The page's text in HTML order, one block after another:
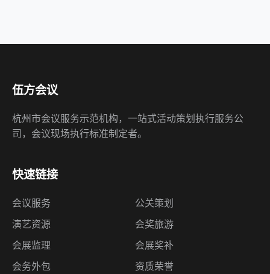
伍方会议
杭州市会议服务示范机构，一站式活动策划执行服务公
司，会议现场执行标准制定者。
快速链接
会议服务
公关策划
演艺资源
会奖旅游
会展监理
会展奖补
会务外包
资质荣誉